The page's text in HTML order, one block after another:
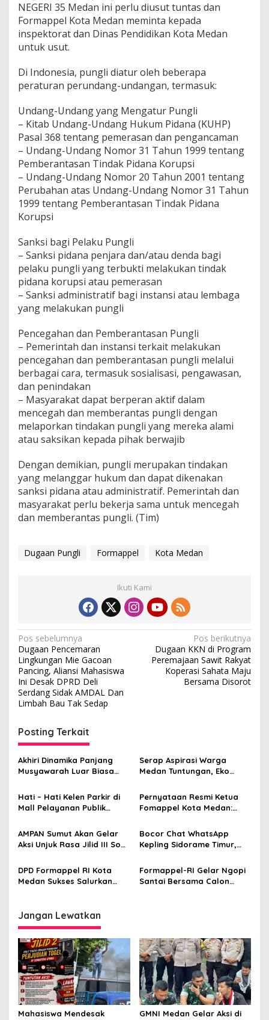
n
J
a
d
j
a
n
P
u
n
g
l
i
NEGERI 35 Medan ini perlu diusut tuntas dan
Formappel Kota Medan meminta kepada
inspektorat dan Dinas Pendidikan Kota Medan
untuk usut.
Di Indonesia, pungli diatur oleh beberapa
peraturan perundang-undangan, termasuk:
Undang-Undang yang Mengatur Pungli
– Kitab Undang-Undang Hukum Pidana (KUHP)
Pasal 368 tentang pemerasan dan pengancaman
– Undang-Undang Nomor 31 Tahun 1999 tentang
Pemberantasan Tindak Pidana Korupsi
– Undang-Undang Nomor 20 Tahun 2001 tentang
Perubahan atas Undang-Undang Nomor 31 Tahun
1999 tentang Pemberantasan Tindak Pidana
Korupsi
Sanksi bagi Pelaku Pungli
– Sanksi pidana penjara dan/atau denda bagi
pelaku pungli yang terbukti melakukan tindak
pidana korupsi atau pemerasan
– Sanksi administratif bagi instansi atau lembaga
yang melakukan pungli
Pencegahan dan Pemberantasan Pungli
– Pemerintah dan instansi terkait melakukan
pencegahan dan pemberantasan pungli melalui
berbagai cara, termasuk sosialisasi, pengawasan,
dan penindakan
– Masyarakat dapat berperan aktif dalam
mencegah dan memberantas pungli dengan
melaporkan tindakan pungli yang mereka alami
atau saksikan kepada pihak berwajib
Dengan demikian, pungli merupakan tindakan
yang melanggar hukum dan dapat dikenakan
sanksi pidana atau administratif. Pemerintah dan
masyarakat perlu bekerja sama untuk mencegah
dan memberantas pungli. (Tim)
Dugaan Pungli Formappel Kota Medan
Ikuti Kami
N
a
v
i
g
a
s
i
p
o
s
Pos sebelumnya
Dugaan Pencemaran
Lingkungan Mie Gacoan
Pancing, Aliansi Mahasiswa
Ini Desak DPRD Deli
Serdang Sidak AMDAL Dan
Limbah Bau Tak Sedap
Pos berikutnya
Dugaan KKN di Program
Peremajaan Sawit Rakyat
Koperasi Sahata Maju
Bersama Disorot
Posting Terkait
Akhiri Dinamika Panjang
Musyawarah Luar Biasa
Tetapkan Ketua Secara
Aklamasi
Serap Aspirasi Warga
Medan Tuntungan, Eko
Bansos, Narkoba dan
Infrastruktur
Hati – Hati Kelen Parkir di
Mall Pelayanan Publik
buktinya Sepeda Motor
bisa Raib
Pernyataan Resmi Ketua
Fomappel Kota Medan:
Pantas Tenggelam Setiap
Musim Hujan”
AMPAN Sumut Akan Gelar
Aksi Unjuk Rasa Jilid III Soal
di Kota Medan
Bocor Chat WhatsApp
Kepling Sidorame Timur,
KTP
DPD Formappel RI Kota
Medan Sukses Salurkan
Johor
Formappel-RI Gelar Ngopi
Santai Bersama Calon
Jangan Lewatkan
Mahasiswa Mendesak
GMNI Medan Gelar Aksi di